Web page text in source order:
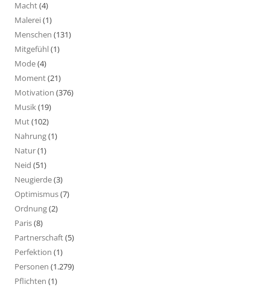
Macht(4)
Malerei(1)
Menschen (131)
Mitgefühl(1)
Mode(4)
Moment(21)
Motivation (376)
Musik(19)
Mut(102)
Nahrung(1)
Natur(1)
Neid (51)
Neugierde(3)
Optimismus(7)
Ordnung(2)
Paris(8)
Partnerschaft(5)
Perfektion (1)
Personen (1.279)
Pflichten (1)